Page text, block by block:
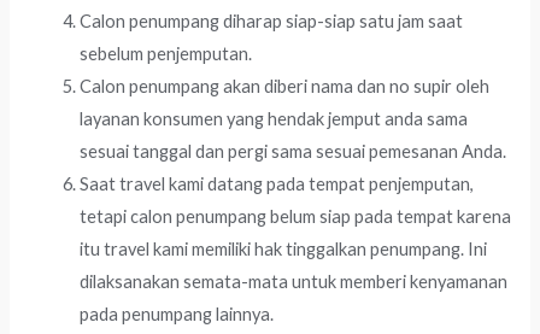
Calon penumpang diharap siap-siap satu jam saat
sebelum penjemputan.
Calon penumpang akan diberi nama dan no supir oleh
layanan konsumen yang hendak jemput anda sama
sesuai tanggal dan pergi sama sesuai pemesanan Anda.
Saat travel kami datang pada tempat penjemputan,
tetapi calon penumpang belum siap pada tempat karena
itu travel kami memiliki hak tinggalkan penumpang. Ini
dilaksanakan semata-mata untuk memberi kenyamanan
pada penumpang lainnya.